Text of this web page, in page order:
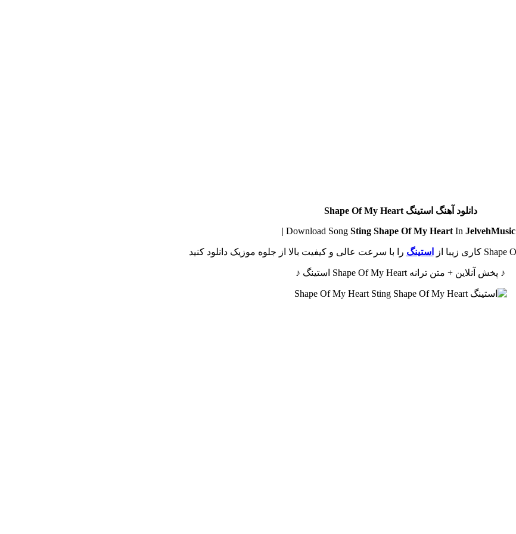
دانلود آهنگ استینگ Shape Of My Heart
Sting Shape Of My Heart In JelvehMusic |
استینگ را با سرعت عالی و کیفیت بالا از جلوه موزیک دانلود کنید
♪ پخش آنلاین + متن ترانه Shape Of My Heart استینگ ♪